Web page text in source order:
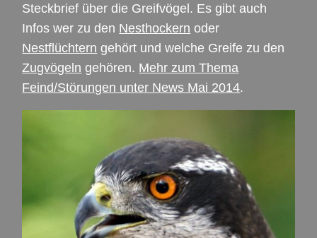
Steckbrief über die Greifvögel. Es gibt auch
Infos wer zu den Nesthockern oder
Nestflüchtern gehört und welche Greife zu den
Zugvögeln gehören. Mehr zum Thema
Feind/Störungen unter News Mai 2014.